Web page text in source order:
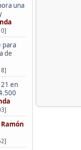
una
para
de
en
Ramón